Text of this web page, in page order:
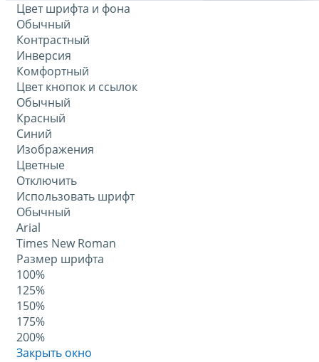
Цвет шрифта и фона
Обычный
Контрастный
Инверсия
Комфортный
Цвет кнопок и ссылок
Обычный
Красный
Синий
Изображения
Цветные
Отключить
Использовать шрифт
Обычный
Arial
Times New Roman
Размер шрифта
100%
125%
150%
175%
200%
Закрыть окно